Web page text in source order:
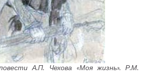
А.П. Чехова «Моя жизнь». Р.М.